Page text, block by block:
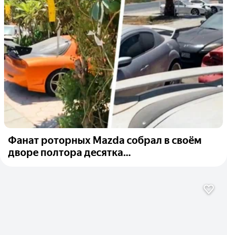
Фанат роторных Mazda собрал в своём
дворе полтора десятка...